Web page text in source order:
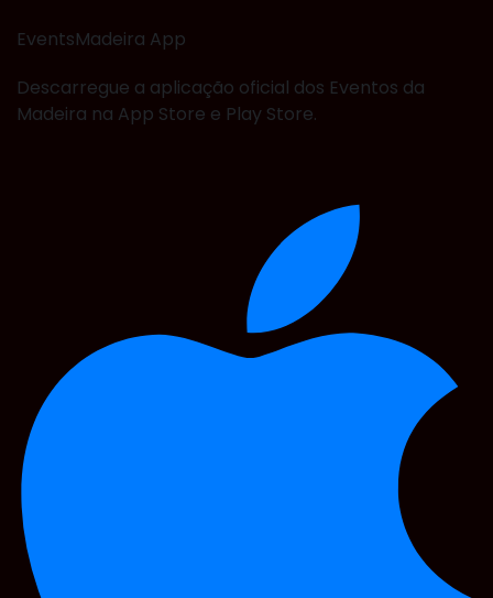
EventsMadeira App
Descarregue a aplicação oficial dos Eventos da
Madeira na App Store e Play Store.